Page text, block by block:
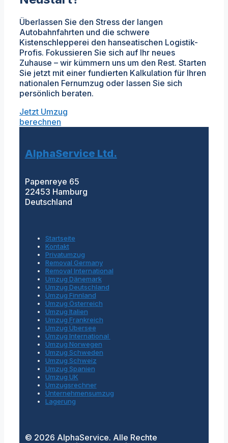
Überlassen Sie den Stress der langen
Autobahnfahrten und die schwere
Kistenschlepperei den hanseatischen Logistik-
Profis. Fokussieren Sie sich auf Ihr neues
Zuhause – wir kümmern uns um den Rest. Starten
Sie jetzt mit einer fundierten Kalkulation für Ihren
nationalen Fernumzug oder lassen Sie sich
persönlich beraten.
Jetzt Umzug
berechnen
AlphaService Ltd.
Papenreye 65
22453 Hamburg
Deutschland
Startseite
Kontakt
Privatumzug
Removal Germany
Removal International
Umzug Dänemark
Umzug Deutschland
Umzug Finnland
Umzug Österreich
Umzug Italien
Umzug Frankreich
Umzug Übersee
Umzug International
Umzug Norwegen
Umzug Schweden
Umzug Schweiz
Umzug Spanien
Umzug UK
Umzugsrechner
Unternehmensumzug
Lagerung
© 2026 AlphaService. Alle Rechte